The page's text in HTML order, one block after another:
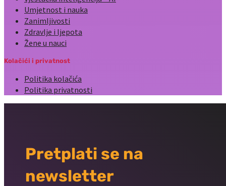
Umjetnost i nauka
Zanimljivosti
Zdravlje i ljepota
Žene u nauci
Kolačići i privatnost
Politika kolačića
Politika privatnosti
Pretplati se na
newsletter